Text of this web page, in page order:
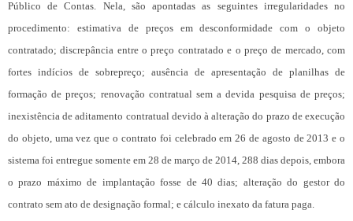
Público de Contas. Nela, são apontadas as seguintes irregularidades no
procedimento: estimativa de preços em desconformidade com o objeto
contratado; discrepância entre o preço contratado e o preço de mercado, com
fortes indícios de sobrepreço; ausência de apresentação de planilhas de
formação de preços; renovação contratual sem a devida pesquisa de preços;
inexistência de aditamento contratual devido à alteração do prazo de execução
do objeto, uma vez que o contrato foi celebrado em 26 de agosto de 2013 e o
sistema foi entregue somente em 28 de março de 2014, 288 dias depois, embora
o prazo máximo de implantação fosse de 40 dias; alteração do gestor do
contrato sem ato de designação formal; e cálculo inexato da fatura paga.